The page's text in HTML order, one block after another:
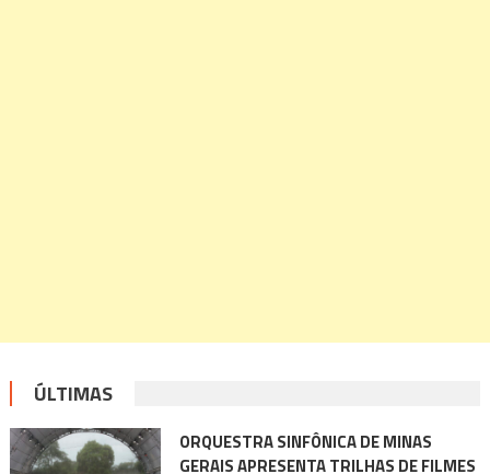
ÚLTIMAS
ORQUESTRA SINFÔNICA DE MINAS
GERAIS APRESENTA TRILHAS DE FILMES